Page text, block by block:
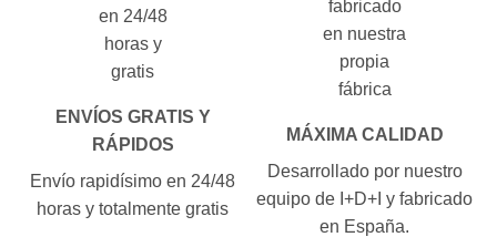
ENVÍOS GRATIS Y
RÁPIDOS
Envío rapidísimo en 24/48
horas y totalmente gratis
MÁXIMA CALIDAD
Desarrollado por nuestro
equipo de I+D+I y fabricado
en España.